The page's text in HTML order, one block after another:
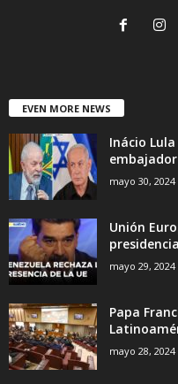
EVEN MORE NEWS
Inácio
mayo 30, 2024
Unión
mayo 29, 2024
Papa
mayo 28, 2024